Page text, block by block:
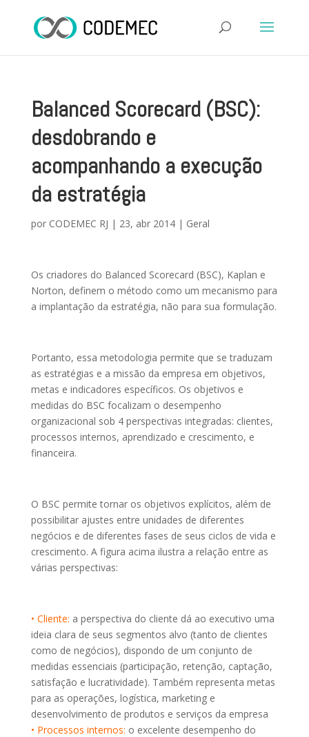
Balanced Scorecard (BSC):
desdobrando e
acompanhando a execução
da estratégia
por CODEMEC RJ | 23, abr 2014| Geral
Os criadores do Balanced Scorecard (BSC), Kaplan e
Norton, definem o método como um mecanismo para
a implantação da estratégia, não para sua formulação.
Portanto, essa metodologia permite que se traduzam
as estratégias e a missão da empresa em objetivos,
metas e indicadores específicos. Os objetivos e
medidas do BSC focalizam o desempenho
organizacional sob 4 perspectivas integradas: clientes,
processos internos, aprendizado e crescimento, e
financeira.
O BSC permite tornar os objetivos explícitos, além de
possibilitar ajustes entre unidades de diferentes
negócios e de diferentes fases de seus ciclos de vida e
crescimento. A figura acima ilustra a relação entre as
várias perspectivas:
• Cliente: a perspectiva do cliente dá ao executivo uma
ideia clara de seus segmentos alvo (tanto de clientes
como de negócios), dispondo de um conjunto de
medidas essenciais (participação, retenção, captação,
satisfação e lucratividade). Também representa metas
para as operações, logística, marketing e
desenvolvimento de produtos e serviços da empresa
• Processos internos: o excelente desempenho do